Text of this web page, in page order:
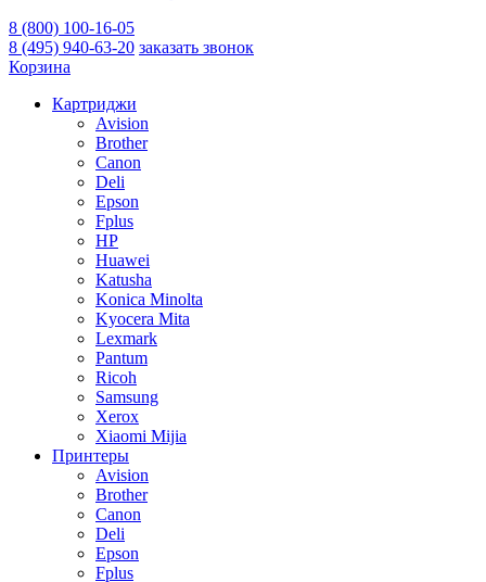
8 (800) 100-16-05
8 (495) 940-63-20 заказать звонок
Корзина
Картриджи
Avision
Brother
Canon
Deli
Epson
Fplus
HP
Huawei
Katusha
Konica Minolta
Kyocera Mita
Lexmark
Pantum
Ricoh
Samsung
Xerox
Xiaomi Mijia
Принтеры
Avision
Brother
Canon
Deli
Epson
Fplus